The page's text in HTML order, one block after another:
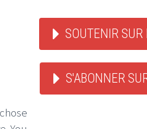
SOUTENIR SUR
S'ABONNER